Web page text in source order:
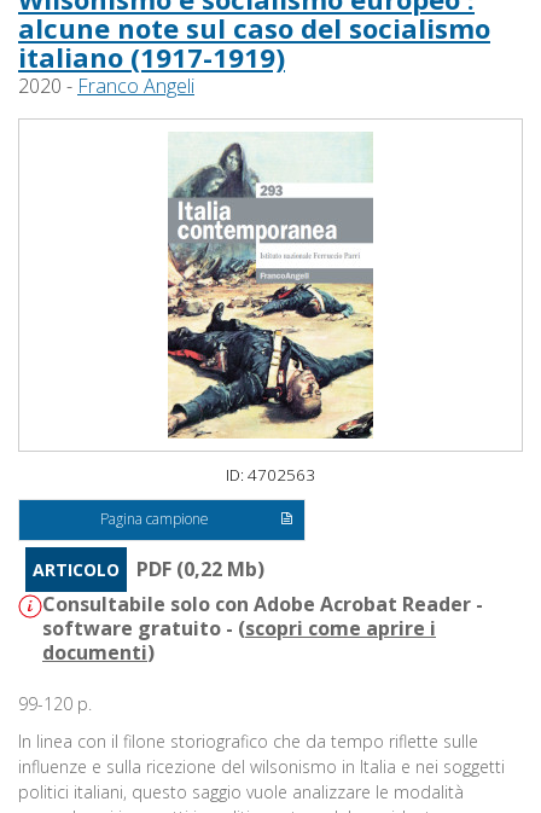
alcune note sul caso del socialismo
italiano (1917-1919)
2020 - Franco Angeli
ID: 4702563
Pagina campione
ARTICOLO
PDF (0,22 Mb)
Consultabile solo con Adobe Acrobat Reader -
software gratuito - (scopri come aprire i
documenti)
99-120 p.
In linea con il filone storiografico che da tempo riflette sulle
influenze e sulla ricezione del wilsonismo in Italia e nei soggetti
politici italiani, questo saggio vuole analizzare le modalità